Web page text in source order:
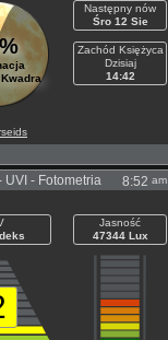
Następny nów
Śro 12 Sie
Zachód Księżyca
Dzisiaj
14:42
UVI - Fotometria 8:52 am
Jasność
47344 Lux